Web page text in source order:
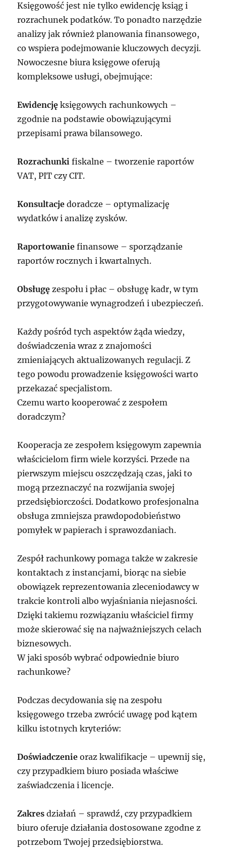
Księgowość jest nie tylko ewidencję ksiąg i
rozrachunek podatków. To ponadto narzędzie
analizy jak również planowania finansowego,
co wspiera podejmowanie kluczowych decyzji.
Nowoczesne biura księgowe oferują
kompleksowe usługi, obejmujące:
Ewidencję księgowych rachunkowych –
zgodnie na podstawie obowiązującymi
przepisami prawa bilansowego.
Rozrachunki fiskalne – tworzenie raportów
VAT, PIT czy CIT.
Konsultacje doradcze – optymalizację
wydatków i analizę zysków.
Raportowanie finansowe – sporządzanie
raportów rocznych i kwartalnych.
Obsługę zespołu i płac – obsługę kadr, w tym
przygotowywanie wynagrodzeń i ubezpieczeń.
Każdy pośród tych aspektów żąda wiedzy,
doświadczenia wraz z znajomości
zmieniających aktualizowanych regulacji. Z
tego powodu prowadzenie księgowości warto
przekazać specjalistom.
Czemu warto kooperować z zespołem
doradczym?
Kooperacja ze zespołem księgowym zapewnia
właścicielom firm wiele korzyści. Przede na
pierwszym miejscu oszczędzają czas, jaki to
mogą przeznaczyć na rozwijania swojej
przedsiębiorczości. Dodatkowo profesjonalna
obsługa zmniejsza prawdopodobieństwo
pomyłek w papierach i sprawozdaniach.
Zespół rachunkowy pomaga także w zakresie
kontaktach z instancjami, biorąc na siebie
obowiązek reprezentowania zleceniodawcy w
trakcie kontroli albo wyjaśniania niejasności.
Dzięki takiemu rozwiązaniu właściciel firmy
może skierować się na najważniejszych celach
biznesowych.
W jaki sposób wybrać odpowiednie biuro
rachunkowe?
Podczas decydowania się na zespołu
księgowego trzeba zwrócić uwagę pod kątem
kilku istotnych kryteriów:
Doświadczenie oraz kwalifikacje – upewnij się,
czy przypadkiem biuro posiada właściwe
zaświadczenia i licencje.
Zakres działań – sprawdź, czy przypadkiem
biuro oferuje działania dostosowane zgodne z
potrzebom Twojej przedsiębiorstwa.